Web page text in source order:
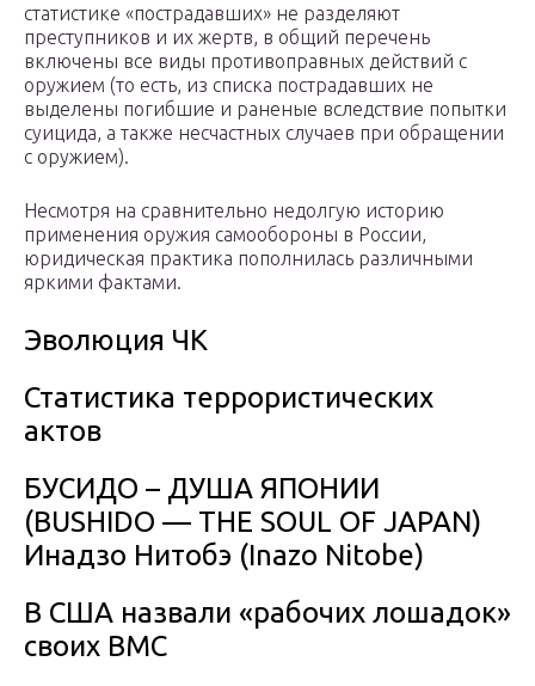
статистике «пострадавших» не разделяют
преступников и их жертв, в общий перечень
включены все виды противоправных действий с
оружием (то есть, из списка пострадавших не
выделены погибшие и раненые вследствие попытки
суицида, а также несчастных случаев при обращении
с оружием).
Несмотря на сравнительно недолгую историю
применения оружия самообороны в России,
юридическая практика пополнилась различными
яркими фактами.
Эволюция ЧК
Статистика террористических
актов
БУСИДО – ДУША ЯПОНИИ
(BUSHIDO — THE SOUL OF JAPAN)
Инадзо Нитобэ (Inazo Nitobe)
В США назвали «рабочих лошадок»
своих ВМС